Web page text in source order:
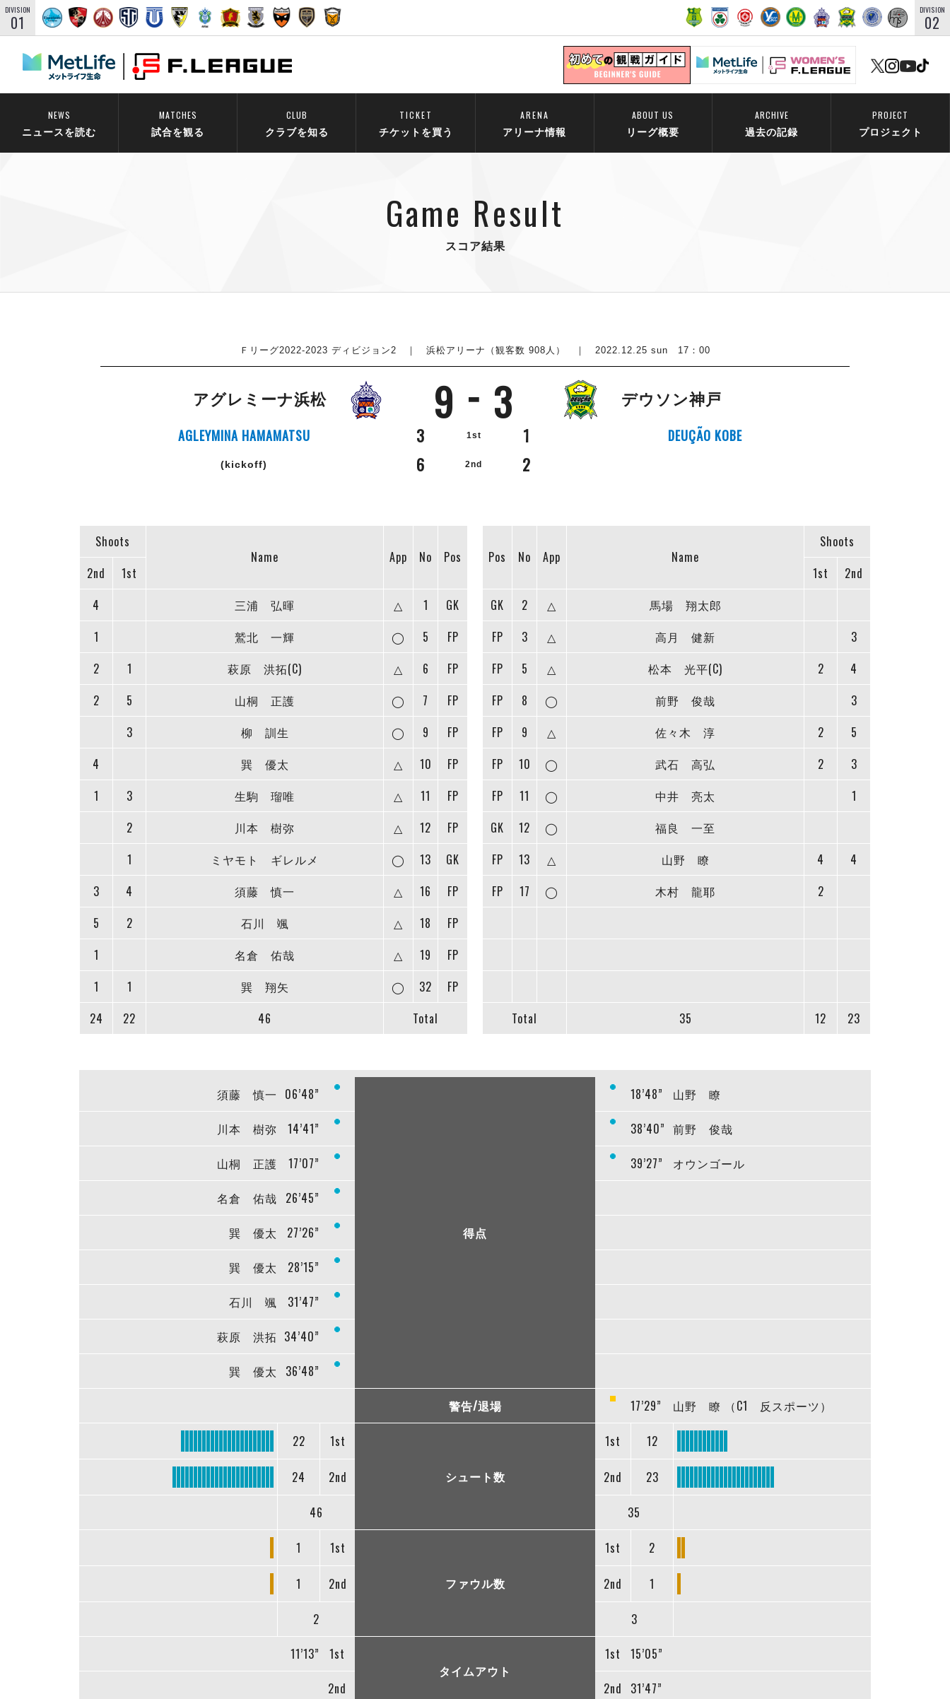
DIVISION
01
DIVISION
02
NEWS
ニュースを読む
MATCHES
試合を観る
CLUB
クラブを知る
TICKET
チケットを買う
ARENA
アリーナ情報
ABOUT US
リーグ概要
ARCHIVE
過去の記録
PROJECT
プロジェクト
Game Result
スコア結果
Ｆリーグ2022-2023 ディビジョン2 ｜ 浜松アリーナ（観客数 908人） ｜ 2022.12.25 sun 17：00
アグレミーナ浜松 9 3 デウソン神戸
AGLEYMINA HAMAMATSU 3 1st 1 DEUÇÃO KOBE
(kickoff) 6 2nd 2
Shoots
Name
App No
Pos
2nd
1st
4
三浦 弘暉 △ 1
GK
1
鷲北 一輝 ◯ 5
FP
2
1 萩原 洪拓(C) △ 6
FP
2
5 山桐 正護 ◯ 7
FP
3
柳 訓生 ◯ 9
FP
4
巽 優太 △ 10
FP
1
3 生駒 瑠唯 △ 11
FP
2
川本 樹弥 △ 12
FP
1
ミヤモト ギレルメ ◯ 13
GK
3
4 須藤 慎一 △ 16
FP
5
2 石川 颯 △ 18
FP
1
名倉 佑哉 △ 19
FP
1
1 巽 翔矢 ◯ 32
FP
24
22 46 Total
Pos No App Name
Shoots
1st
2nd
GK
2 △
馬場 翔太郎
FP
3 △ 高月 健新
3
FP
5 △ 松本 光平(C) 2
4
FP
8 ◯ 前野 俊哉
3
FP
9 △ 佐々木 淳 2
5
FP
10 ◯ 武石 高弘 2
3
FP
11 ◯ 中井 亮太
1
GK
12 ◯
福良 一至
FP
13 △ 山野 瞭 4
4
FP
17 ◯ 木村 龍耶 2
Total 35 12 23
須藤 慎一 06’48”
得点
18’48” 山野 瞭
川本 樹弥 14’41” 38’40” 前野 俊哉
山桐 正護 17’07” 39’27” オウンゴール
名倉 佑哉 26’45”
巽 優太 27’26”
巽 優太 28’15”
石川 颯 31’47”
萩原 洪拓 34’40”
巽 優太 36’48”
警告/退場 17’29” 山野 瞭 （C1 反スポーツ）
22 1st
シュート数
1st 12
24 2nd 2nd 23
46 35
1 1st
ファウル数
1st 2
1 2nd 2nd 1
2 3
11’13”
1st
タイムアウト
1st 15’05”
2nd 2nd 31’47”